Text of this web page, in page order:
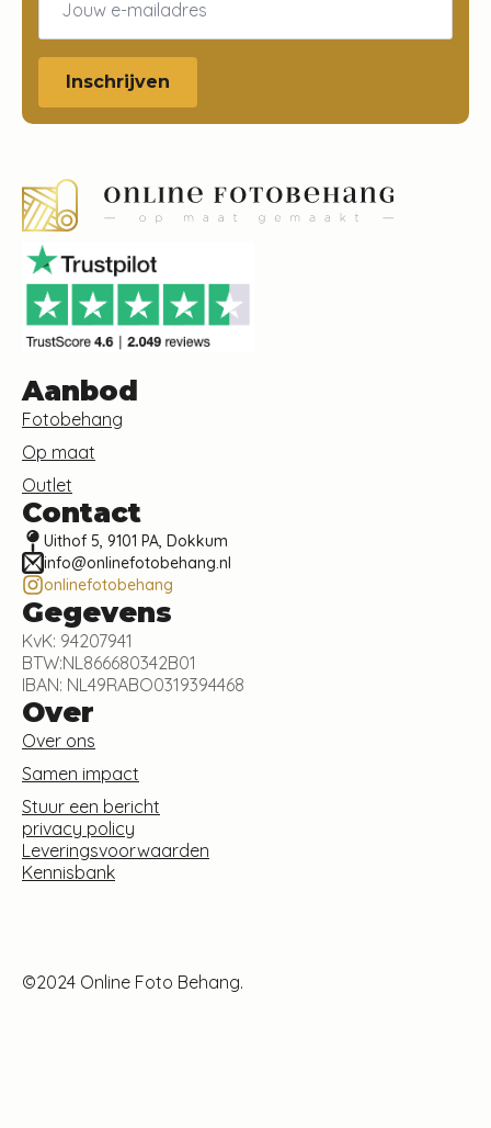
Inschrijven
Aanbod
Fotobehang
Op maat
Outlet
Contact
Uithof 5, 9101 PA, Dokkum
info@onlinefotobehang.nl
onlinefotobehang
Gegevens
KvK: 94207941
BTW:NL866680342B01
IBAN: NL49RABO0319394468
Over
Over ons
Samen impact
Stuur een bericht
privacy policy
Leveringsvoorwaarden
Kennisbank
©2024 Online Foto Behang.